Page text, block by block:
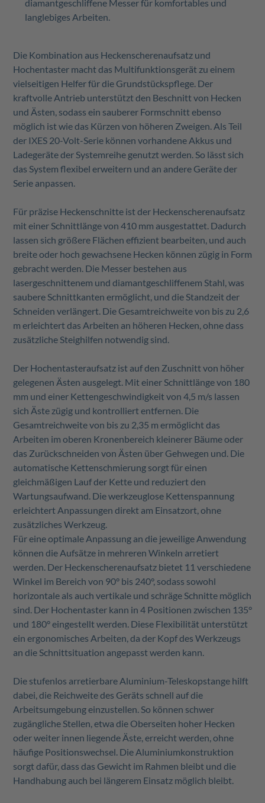
diamantgeschliffene Messer für komfortables und
langlebiges Arbeiten.
Die Kombination aus Heckenscherenaufsatz und
Hochentaster macht das Multifunktionsgerät zu einem
vielseitigen Helfer für die Grundstückspflege. Der
kraftvolle Antrieb unterstützt den Beschnitt von Hecken
und Ästen, sodass ein sauberer Formschnitt ebenso
möglich ist wie das Kürzen von höheren Zweigen. Als Teil
der IXES 20-Volt-Serie können vorhandene Akkus und
Ladegeräte der Systemreihe genutzt werden. So lässt sich
das System flexibel erweitern und an andere Geräte der
Serie anpassen.
Für präzise Heckenschnitte ist der Heckenscherenaufsatz
mit einer Schnittlänge von 410 mm ausgestattet. Dadurch
lassen sich größere Flächen effizient bearbeiten, und auch
breite oder hoch gewachsene Hecken können zügig in Form
gebracht werden. Die Messer bestehen aus
lasergeschnittenem und diamantgeschliffenem Stahl, was
saubere Schnittkanten ermöglicht, und die Standzeit der
Schneiden verlängert. Die Gesamtreichweite von bis zu 2,6
m erleichtert das Arbeiten an höheren Hecken, ohne dass
zusätzliche Steighilfen notwendig sind.
Der Hochentasteraufsatz ist auf den Zuschnitt von höher
gelegenen Ästen ausgelegt. Mit einer Schnittlänge von 180
mm und einer Kettengeschwindigkeit von 4,5 m/s lassen
sich Äste zügig und kontrolliert entfernen. Die
Gesamtreichweite von bis zu 2,35 m ermöglicht das
Arbeiten im oberen Kronenbereich kleinerer Bäume oder
das Zurückschneiden von Ästen über Gehwegen und. Die
automatische Kettenschmierung sorgt für einen
gleichmäßigen Lauf der Kette und reduziert den
Wartungsaufwand. Die werkzeuglose Kettenspannung
erleichtert Anpassungen direkt am Einsatzort, ohne
zusätzliches Werkzeug.
Für eine optimale Anpassung an die jeweilige Anwendung
können die Aufsätze in mehreren Winkeln arretiert
werden. Der Heckenscherenaufsatz bietet 11 verschiedene
Winkel im Bereich von 90° bis 240°, sodass sowohl
horizontale als auch vertikale und schräge Schnitte möglich
sind. Der Hochentaster kann in 4 Positionen zwischen 135°
und 180° eingestellt werden. Diese Flexibilität unterstützt
ein ergonomisches Arbeiten, da der Kopf des Werkzeugs
an die Schnittsituation angepasst werden kann.
Die stufenlos arretierbare Aluminium-Teleskopstange hilft
dabei, die Reichweite des Geräts schnell auf die
Arbeitsumgebung einzustellen. So können schwer
zugängliche Stellen, etwa die Oberseiten hoher Hecken
oder weiter innen liegende Äste, erreicht werden, ohne
häufige Positionswechsel. Die Aluminiumkonstruktion
sorgt dafür, dass das Gewicht im Rahmen bleibt und die
Handhabung auch bei längerem Einsatz möglich bleibt.